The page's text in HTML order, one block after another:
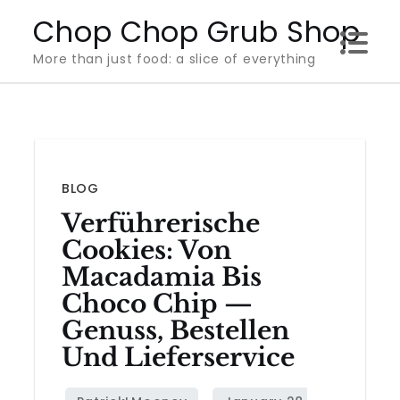
content
Chop Chop Grub Shop
More than just food: a slice of everything
BLOG
Verführerische
Cookies: Von
Macadamia Bis
Choco Chip —
Genuss, Bestellen
Und Lieferservice